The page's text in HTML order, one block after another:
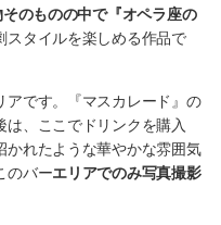
そのものの中で『オペラ座の
スタイルを楽しめる作品で
アです。『マスカレード』の
、ここでドリンクを購入
かれたような華やかな雰囲気
のバーエリアでのみ写真撮影